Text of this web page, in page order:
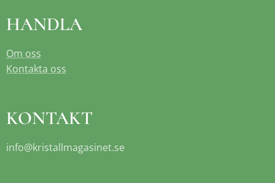
HANDLA
Om oss
Kontakta oss
KONTAKT
info@kristallmagasinet.se